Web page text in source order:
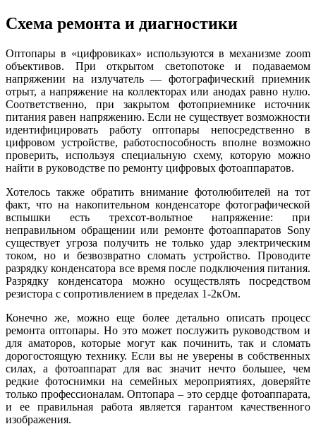
Схема ремонта и диагностики
Оптопары в «цифровиках» используются в механизме zoom
объективов. При открытом светопотоке и подаваемом
напряжении на излучатель — фотографический приемник
отрыт, а напряжение на коллекторах или анодах равно нулю.
Соответственно, при закрытом фотоприемнике источник
питания равен напряжению. Если не существует возможности
идентифицировать работу оптопары непосредственно в
цифровом устройстве, работоспособность вполне возможно
проверить, используя специальную схему, которую можно
найти в руководстве по ремонту цифровых фотоаппаратов.
Хотелось также обратить внимание фотолюбителей на тот
факт, что на накопительном конденсаторе фотографической
вспышки есть трехсот-вольтное напряжение: при
неправильном обращении или ремонте фотоаппаратов Sony
существует угроза получить не только удар электрическим
током, но и безвозвратно сломать устройство. Проводите
разрядку конденсатора все время после подключения питания.
Разрядку конденсатора можно осуществлять посредством
резистора с сопротивлением в пределах 1-2кОм.
Конечно же, можно еще более детально описать процесс
ремонта оптопары. Но это может послужить руководством и
для аматоров, которые могут как починить, так и сломать
дорогостоящую технику. Если вы не уверены в собственных
силах, а фотоаппарат для вас значит нечто большее, чем
редкие фотоснимки на семейных мероприятиях, доверяйте
только профессионалам. Оптопара – это сердце фотоаппарата,
и ее правильная работа является гарантом качественного
изображения.